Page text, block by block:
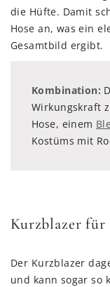
die Hüfte. Damit
Hose an, was ein
Gesamtbild ergibt.
Kombination:
Wirkungskraft
Hose, einem
Kostüms mit
Kurzblazer für
Der Kurzblazer
und kann sogar so